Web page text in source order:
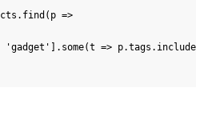
=>
'gadget'].some(t =>